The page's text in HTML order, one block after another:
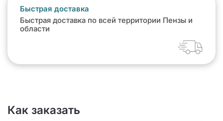
Быстрая доставка
Быстрая доставка по всей территории Пензы и
области
Как заказать